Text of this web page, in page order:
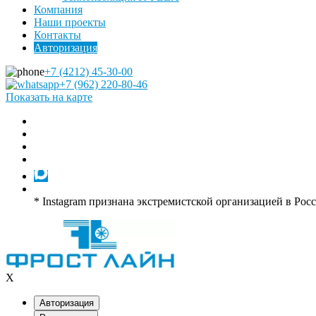
Компания
Наши проекты
Контакты
Авторизация
+7 (4212) 45-30-00
+7 (962) 220-80-46
Показать на карте
* Instagram признана экстремистской организацией в
X
Авторизация